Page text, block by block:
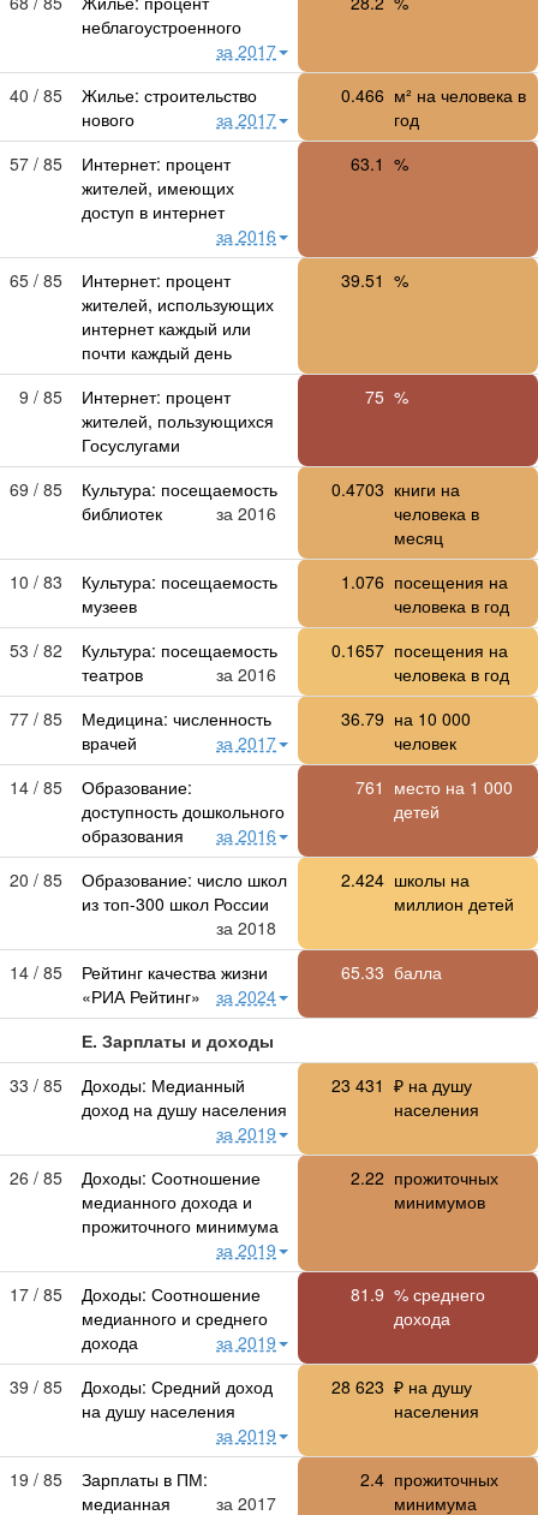
неблагоустроенного
за 2017
40 / 85
Жилье: строительство
нового
за 2017
0.466 м² на человека в
год
57 / 85
Интернет: процент
жителей, имеющих
доступ в интернет
за 2016
63.1 %
65 / 85
Интернет: процент
жителей, использующих
интернет каждый или
почти каждый день
39.51 %
9 / 85
Интернет: процент
жителей, пользующихся
Госуслугами
75 %
69 / 85
Культура: посещаемость
библиотек
за 2016
0.4703 книги на
человека в
месяц
10 / 83
Культура: посещаемость
музеев
1.076 посещения на
человека в год
53 / 82
Культура: посещаемость
театров
за 2016
0.1657 посещения на
человека в год
77 / 85
Медицина: численность
врачей
за 2017
36.79 на 10 000
человек
14 / 85
Образование:
доступность дошкольного
образования
за 2016
761 место на 1 000
детей
20 / 85
Образование: число школ
из топ-300 школ России
за 2018
2.424 школы на
миллион детей
14 / 85
Рейтинг качества жизни
«РИА Рейтинг»
за 2024
65.33 балла
Е. Зарплаты и доходы
33 / 85
Доходы: Медианный
доход на душу населения
за 2019
23 431 ₽ на душу
населения
26 / 85
Доходы: Соотношение
медианного дохода и
прожиточного минимума
за 2019
2.22 прожиточных
минимумов
17 / 85
Доходы: Соотношение
медианного и среднего
дохода
за 2019
81.9 % среднего
дохода
39 / 85
Доходы: Средний доход
на душу населения
за 2019
28 623 ₽ на душу
населения
19 / 85
Зарплаты в ПМ:
медианная
за 2017
2.4 прожиточных
минимума